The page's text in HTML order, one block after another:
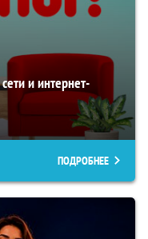
и интернет-
ПОДРОБНЕЕ